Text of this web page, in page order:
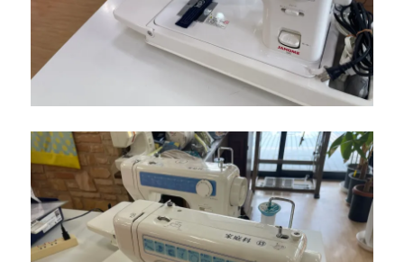
ザ・
ミ
シ
ン】
倉
区
の
お
客
様
よ
り